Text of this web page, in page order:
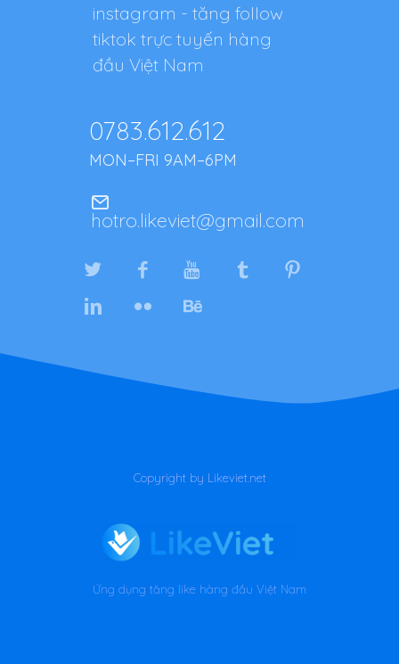
instagram - tăng follow
tiktok trực tuyến hàng
đầu Việt Nam
0783.612.612
MON–FRI 9AM–6PM
hotro.likeviet@gmail.com
Copyright by Likeviet.net
Ứng dụng tăng like hàng đầu Việt Nam